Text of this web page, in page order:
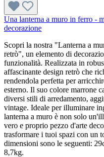
Una lanterna a muro in ferro -
decorazione
Scopri la nostra "Lanterna a
retrò", un elemento di
funzionalità. Realizzata in
affascinante design retrò che
rendendola perfetta per
esterno. Il suo colore marrone
diversi stili di arredamento,
vintage. Ideale per illuminare
lanterna a muro è non solo
vero e proprio pezzo d'arte
trasformare i tuoi spazi con un
dimensioni sono le seguenti:
8,7kg.